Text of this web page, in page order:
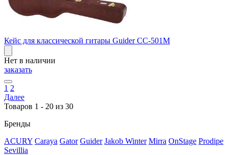
Кейс для классической гитары Guider CC-501M
Нет в наличии
заказать
1 2
Далее
Товаров 1 - 20 из 30
Бренды
ACURY Caraya Gator Guider Jakob Winter Mirra OnStage Prodipe
Sevillia